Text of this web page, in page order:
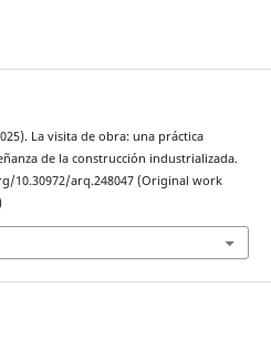
La visita de obra: una práctica
de la construcción industrializada.
10.30972/arq.248047 (Original work